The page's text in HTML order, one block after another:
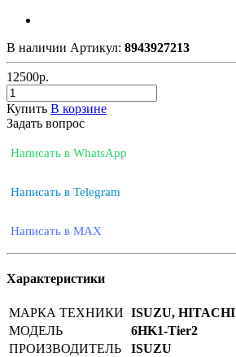
В наличии Артикул: 8943927213
12500р.
Купить В корзине
Задать вопрос
Написать в WhatsApp
Написать в Telegram
Написать в MAX
Характеристики
МАРКА ТЕХНИКИ ISUZU, HITACHI
МОДЕЛЬ
6HK1-Tier2
ПРОИЗВОДИТЕЛЬ
ISUZU